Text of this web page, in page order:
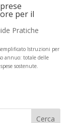
per il
Pratiche
Istruzioni per
annuo: totale delle
sostenute.
Cerca